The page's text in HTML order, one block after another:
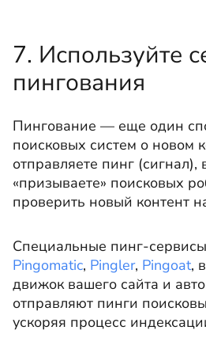
7. Используйте
пингования
Пингование — еще один
поисковых систем о новом
отправляете пинг (сигнал),
«призываете» поисковых
проверить новый контент
Специальные пинг-
Pingomatic, Pingler, Pingoat,
движок вашего сайта и
отправляют пинги
ускоряя процесс